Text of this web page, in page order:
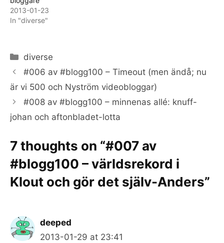
2013-01-23
In "diverse"
Categories
diverse
#006 av #blogg100 – Timeout (men ändå; nu
är vi 500 och Nyström videobloggar)
#008 av #blogg100 – minnenas allé: knuff-
johan och aftonbladet-lotta
7 thoughts on “#007 av
#blogg100 – världsrekord i
Klout och gör det själv-Anders”
deeped
2013-01-29 at 23:41